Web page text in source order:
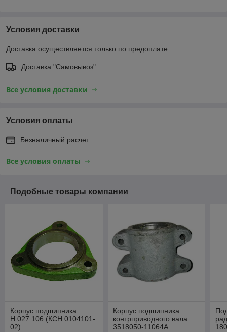
Условия доставки
Доставка осуществляется только по предоплате.
Доставка "Самовывоз"
Все условия доставки
Условия оплаты
Безналичный расчет
Все условия оплаты
Подобные товары компании
Корпус подшипника
Н.027.106 (КСН 0104101-
02)
Корпус подшипника
контрприводного вала
3518050-11064А